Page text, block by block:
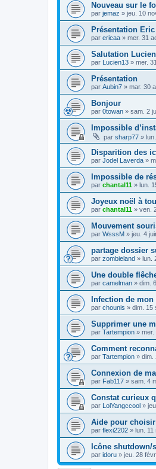
Nouveau sur le
par jemaz » jeu. 10
Présentation Eric
par ericaa » mer. 31
Salutation Lucien
par Lucien13 » mer.
Présentation
par Aubin7 » mar. 30
Bonjour
par 0towan » sam. 2
Impossible
par sharp77 »
Disparition des
par Jodel Laverda »
Impossible de
par chantal11 » lun.
Joyeux noël à
par chantal11 » ven.
Mouvement
par WsssM » jeu. 4
partage dossier
par zombieland » lun.
Une double
par camelman » dim.
Infection de mon
par chounis » dim. 15
Supprimer une
par Tartempion » mer.
Comment
par Tartempion » dim.
Connexion de
par Fab117 » sam. 4
Constat curieux
par LolYangccool »
Aide pour
par flexi2202 » lun. 11
Icône
par idoru » jeu. 28